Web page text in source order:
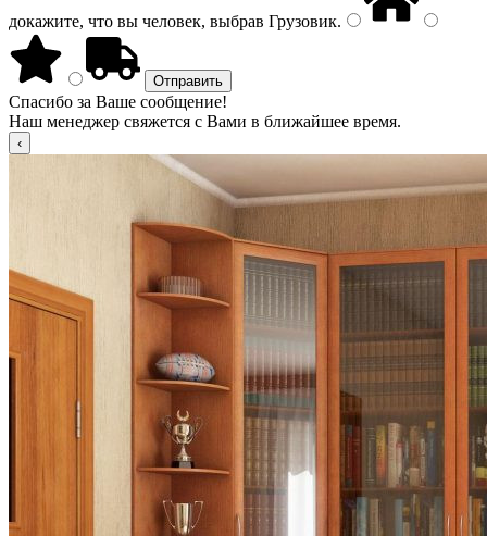
докажите, что вы человек, выбрав Грузовик.
Спасибо за Ваше сообщение!
Наш менеджер свяжется с Вами в ближайшее время.